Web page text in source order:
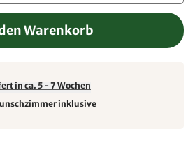
Warenkorb
in ca. 5 - 7 Wochen
inklusive